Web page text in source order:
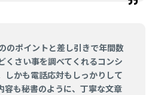
のポイントと差し引きで年間数
くさい事を調べてくれるコンシ
しかも電話応対もしっかりして
容も秘書のように、丁寧な文章